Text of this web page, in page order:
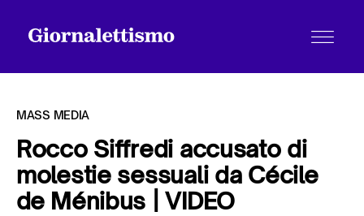
Tutti gli articoli
MASS MEDIA
Rocco Siffredi accusato di
molestie sessuali da Cécile
de Ménibus | VIDEO